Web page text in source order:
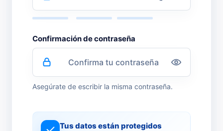
Confirmación de contraseña
Asegúrate de escribir la misma contraseña.
Tus datos están protegidos